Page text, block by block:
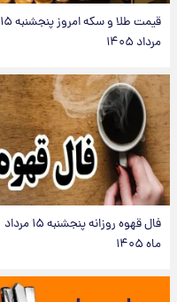
قیمت طلا و سکه امروز پنجشنبه ۱۵
مرداد ۱۴۰۵
فال قهوه روزانه پنجشنبه ۱۵ مرداد
ماه ۱۴۰۵